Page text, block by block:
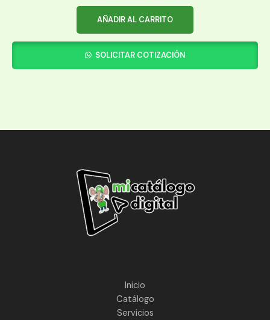
AÑADIR AL CARRITO
SOLICITAR COTIZACIÓN
Inicio
Catálogo
Servicios